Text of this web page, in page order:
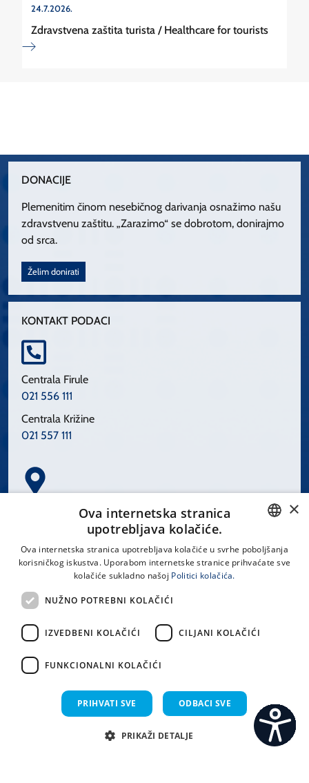
24.7.2026.
Zdravstvena zaštita turista / Healthcare for tourists
DONACIJE
Plemenitim činom nesebičnog darivanja osnažimo našu
zdravstvenu zaštitu. „Zarazimo“ se dobrotom, donirajmo
od srca.
Želim donirati
KONTAKT PODACI
Centrala Firule
021 556 111
Centrala Križine
021 557 111
Spinčićeva 1, 21000 Split
LINKOVI
Uvjeti korištenja
CROATIAN
×
Ova internetska stranica
upotrebljava kolačiće.
Ova internetska stranica upotrebljava kolačiće u svrhe poboljšanja
korisničkog iskustva. Uporabom internetske stranice prihvaćate sve
kolačiće sukladno našoj Politici kolačića.
NUŽNO POTREBNI KOLAČIĆI
IZVEDBENI KOLAČIĆI CILJANI KOLAČIĆI
FUNKCIONALNI KOLAČIĆI
PRIHVATI SVE ODBACI SVE
PRIKAŽI DETALJE